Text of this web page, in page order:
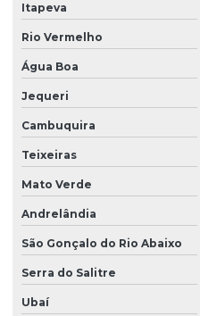
Itapeva
Rio Vermelho
Água Boa
Jequeri
Cambuquira
Teixeiras
Mato Verde
Andrelândia
São Gonçalo do Rio Abaixo
Serra do Salitre
Ubaí